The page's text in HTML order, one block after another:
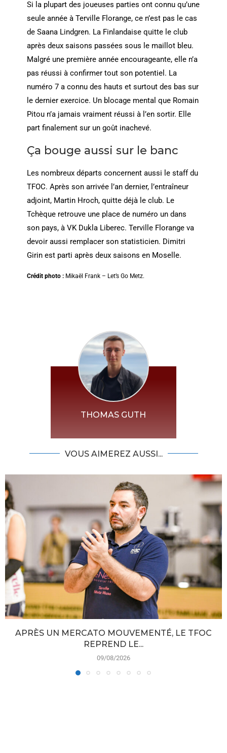
Si la plupart des joueuses parties ont connu qu’une
seule année à Terville Florange, ce n’est pas le cas
de Saana Lindgren. La Finlandaise quitte le club
après deux saisons passées sous le maillot bleu.
Malgré une première année encourageante, elle n’a
pas réussi à confirmer tout son potentiel. La
numéro 7 a connu des hauts et surtout des bas sur
le dernier exercice. Un blocage mental que Romain
Pitou n’a jamais vraiment réussi à l’en sortir. Elle
part finalement sur un goût inachevé.
Ça bouge aussi sur le banc
Les nombreux départs concernent aussi le staff du
TFOC. Après son arrivée l’an dernier, l’entraîneur
adjoint, Martin Hroch, quitte déjà le club. Le
Tchèque retrouve une place de numéro un dans
son pays, à VK Dukla Liberec. Terville Florange va
devoir aussi remplacer son statisticien. Dimitri
Girin est parti après deux saisons en Moselle.
Crédit photo :Mikaël Frank – Let’s Go Metz.
THOMAS GUTH
VOUS AIMEREZ AUSSI...
APRÈS UN MERCATO MOUVEMENTÉ, LE TFOC
REPREND LE...
09/08/2026